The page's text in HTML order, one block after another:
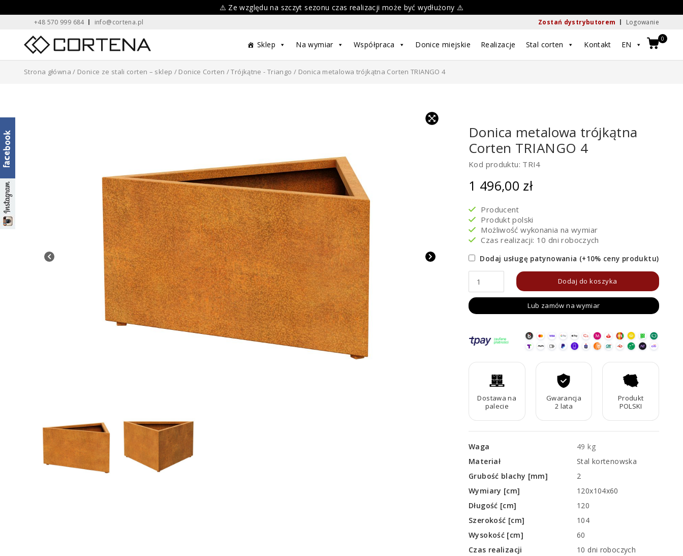
content
⚠️ Ze względu na szczyt sezonu czas realizacji może być wydłużony ⚠️
+48 570 999 684 info@cortena.pl Zostań dystrybutorem Logowanie
Home Sklep Na wymiar Współpraca Donice miejskie Realizacje Stal corten Kontakt EN
0
Strona główna / Donice ze stali corten – sklep / Donice Corten /Trójkątne - Triango / Donica metalowa trójkątna Corten TRIANGO 4
Donica metalowa trójkątna
Corten TRIANGO 4
Kod produktu: TRI4
1 496,00 zł
Producent
Produkt polski
Możliwość wykonania na wymiar
Czas realizacji: 10 dni roboczych
Dodaj usługę patynowania (+10% ceny produktu)
ilość
Donica
metalowa
Corten
Dodaj do koszyka
Lub zamów na wymiar
Dostawa na
palecie
Gwarancja
2 lata
Produkt
POLSKI
Waga
49 kg
Materiał
Stal kortenowska
Grubość blachy [mm]
2
Wymiary [cm]
120x104x60
Długość [cm]
120
Szerokość [cm]
104
Wysokość [cm]
60
Czas realizacji
10 dni roboczych